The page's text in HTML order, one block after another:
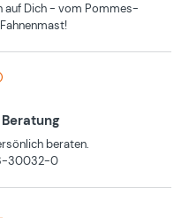
Dich - vom Pommes-
beraten.
30032-0